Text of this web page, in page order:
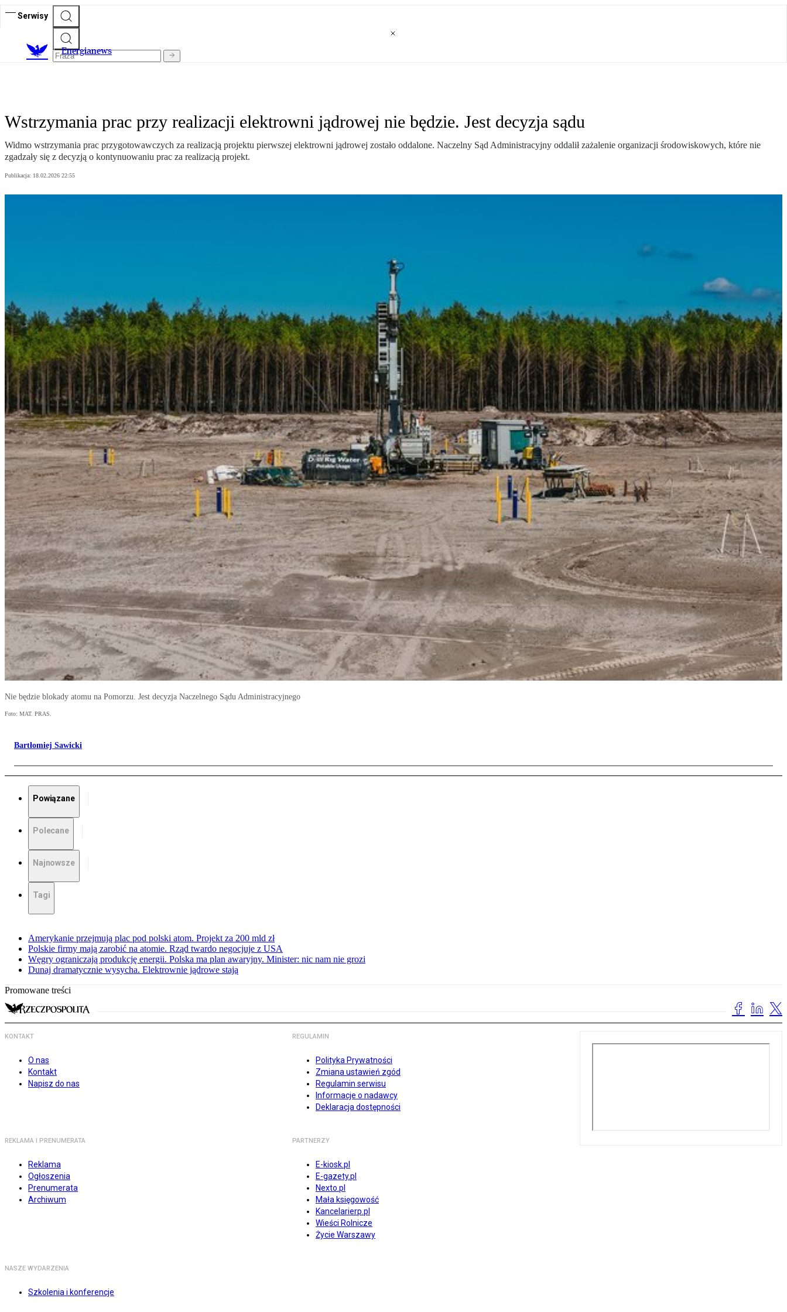
Serwisy
Energianews
Wstrzymania prac przy realizacji elektrowni jądrowej nie będzie. Jest decyzja sądu
Widmo wstrzymania prac przygotowawczych za realizacją projektu pierwszej elektrowni jądrowej zostało oddalone. Naczelny Sąd Administracyjny oddalił zażalenie organizacji środowiskowych, które nie
zgadzały się z decyzją o kontynuowaniu prac za realizacją projekt.
Publikacja: 18.02.2026 22:55
Nie będzie blokady atomu na Pomorzu. Jest decyzja Naczelnego Sądu Administracyjnego
Foto: MAT. PRAS.
Bartłomiej Sawicki
Powiązane
Polecane
Najnowsze
Tagi
Amerykanie przejmują plac pod polski atom. Projekt za 200 mld zł
Polskie firmy mają zarobić na atomie. Rząd twardo negocjuje z USA
Węgry ograniczają produkcję energii. Polska ma plan awaryjny. Minister: nic nam nie grozi
Dunaj dramatycznie wysycha. Elektrownie jądrowe stają
Promowane treści
KONTAKT
O nas
Kontakt
Napisz do nas
REGULAMIN
Polityka Prywatności
Zmiana ustawień zgód
Regulamin serwisu
Informacje o nadawcy
Deklaracja dostępności
REKLAMA I PRENUMERATA
Reklama
Ogłoszenia
Prenumerata
Archiwum
PARTNERZY
E-kiosk.pl
E-gazety.pl
Nexto.pl
Mała księgowość
Kancelarierp.pl
Wieści Rolnicze
Życie Warszawy
NASZE WYDARZENIA
Szkolenia i konferencje